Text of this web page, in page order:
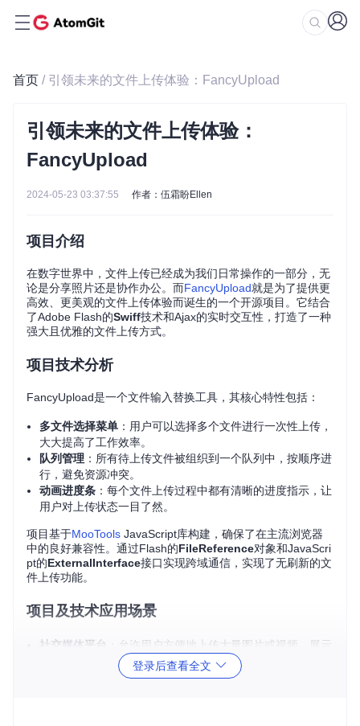
首页 / 引领未来的文件上传体验：FancyUpload
引领未来的文件上传体验：
FancyUpload
2024-05-23 03:37:55 作者：伍霜盼Ellen
项目介绍
在数字世界中，文件上传已经成为我们日常操作的一部分，无
论是分享照片还是协作办公。而FancyUpload就是为了提供更
高效、更美观的文件上传体验而诞生的一个开源项目。它结合
了Adobe Flash的Swiff技术和Ajax的实时交互性，打造了一种
强大且优雅的文件上传方式。
项目技术分析
FancyUpload是一个文件输入替换工具，其核心特性包括：
多文件选择菜单 ：用户可以选择多个文件进行一次性上传，
大大提高了工作效率。
队列管理 ：所有待上传文件被组织到一个队列中，按顺序进
行，避免资源冲突。
动画进度条 ：每个文件上传过程中都有清晰的进度指示，让
用户对上传状态一目了然。
项目基于MooTools JavaScript库构建，确保了在主流浏览器
中的良好兼容性。通过Flash的FileReference对象和JavaScri
pt的ExternalInterface接口实现跨域通信，实现了无刷新的文
件上传功能。
项目及技术应用场景
社交媒体平台
：允许用户方便地上传大量图片或视频，展示
：简化文件批量上传流程，提升用户体验。
登录后查看全文